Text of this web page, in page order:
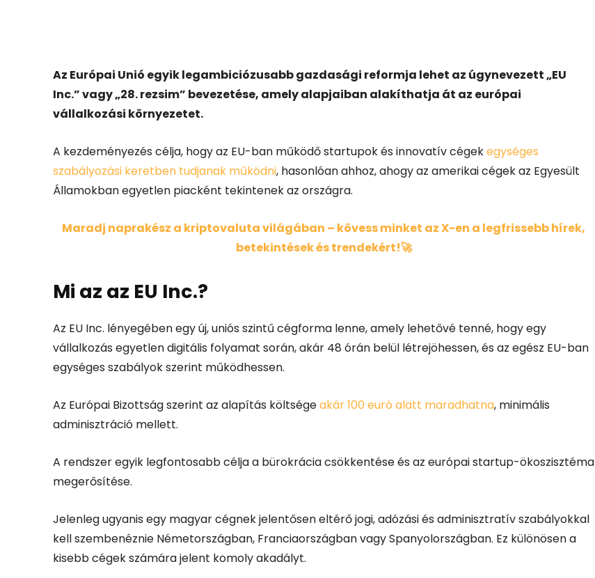
Az Európai Unió egyik legambiciózusabb gazdasági reformja lehet az úgynevezett „EU
Inc.” vagy „28. rezsim” bevezetése, amely alapjaiban alakíthatja át az európai
vállalkozási környezetet.
A kezdeményezés célja, hogy az EU-ban működő startupok és innovatív cégekegységes
szabályozási keretben tudjanak működni, hasonlóan ahhoz, ahogy az amerikai cégek az Egyesült
Államokban egyetlen piacként tekintenek az országra.
Maradj naprakész a kriptovaluta világában – kövess minket az X-en a legfrissebb hírek,
betekintések és trendekért!🚀
Mi az az EU Inc.?
Az EU Inc. lényegében egy új, uniós szintű cégforma lenne, amely lehetővé tenné, hogy egy
vállalkozás egyetlen digitális folyamat során, akár 48 órán belül létrejöhessen, és az egész EU-ban
egységes szabályok szerint működhessen.
Az Európai Bizottság szerint az alapítás költségeakár 100 euró alatt maradhatna, minimális
adminisztráció mellett.
A rendszer egyik legfontosabb célja a bürokrácia csökkentése és az európai startup-ökoszisztéma
megerősítése.
Jelenleg ugyanis egy magyar cégnek jelentősen eltérő jogi, adózási és adminisztratív szabályokkal
kell szembenéznie Németországban, Franciaországban vagy Spanyolországban. Ez különösen a
kisebb cégek számára jelent komoly akadályt.